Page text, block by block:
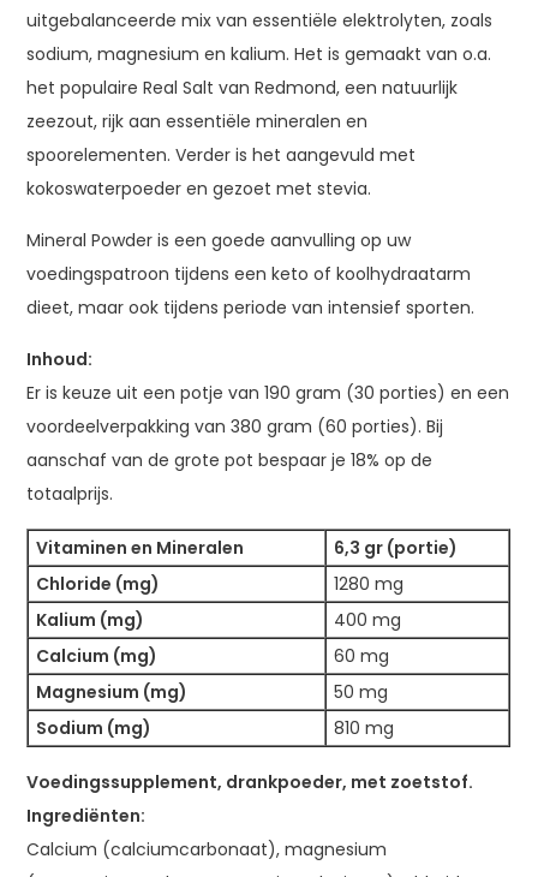
uitgebalanceerde mix van essentiële elektrolyten, zoals
sodium, magnesium en kalium. Het is gemaakt van o.a.
het populaire Real Salt van Redmond, een natuurlijk
zeezout, rijk aan essentiële mineralen en
spoorelementen. Verder is het aangevuld met
kokoswaterpoeder en gezoet met stevia.
Mineral Powder is een goede aanvulling op uw
voedingspatroon tijdens een keto of koolhydraatarm
dieet, maar ook tijdens periode van intensief sporten.
Inhoud:
Er is keuze uit een potje van 190 gram (30 porties) en een
voordeelverpakking van 380 gram (60 porties). Bij
aanschaf van de grote pot bespaar je 18% op de
totaalprijs.
Vitaminen en Mineralen
6,3 gr (portie)
Chloride (mg)
1280 mg
Kalium (mg)
400 mg
Calcium (mg)
60 mg
Magnesium (mg)
50 mg
Sodium (mg)
810 mg
Voedingssupplement, drankpoeder, met zoetstof.
Ingrediënten:
Calcium (calciumcarbonaat), magnesium